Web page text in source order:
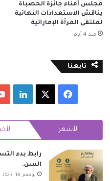
مجلس أمناء جائزة الحصباة
يناقش الاستعدادات النهائية
لملتقى المرأة الإماراتية
منذ 4 أيام
تابعنا
فيسبوك
الأشهر
رابط بدء
السن.
نوفمبر 18, 2023